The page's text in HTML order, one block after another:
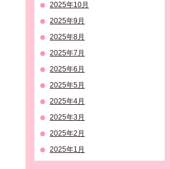
2025年10月
2025年9月
2025年8月
2025年7月
2025年6月
2025年5月
2025年4月
2025年3月
2025年2月
2025年1月